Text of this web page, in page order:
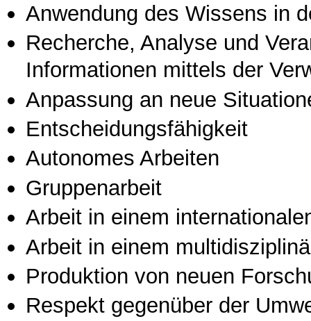
Anwendung des Wissens in
Recherche, Analyse und
Informationen mittels der
Anpassung an neue
Entscheidungsfähigkeit
Autonomes Arbeiten
Gruppenarbeit
Arbeit in einem
Arbeit in einem
Produktion von neuen
Respekt gegenüber der